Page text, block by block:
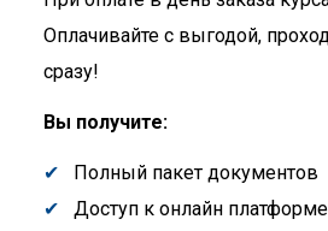
Оплачивайте с выгодой,
сразу!
Вы получите:
Полный пакет документов
Доступ к онлайн платформе